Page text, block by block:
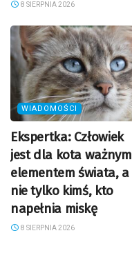
8 SIERPNIA 2026
WIADOMOŚCI
Ekspertka: Człowiek
jest dla kota ważnym
elementem świata, a
nie tylko kimś, kto
napełnia miskę
8 SIERPNIA 2026